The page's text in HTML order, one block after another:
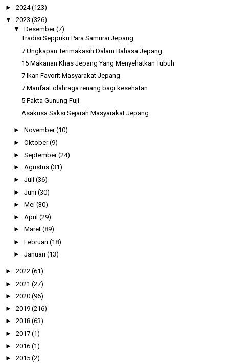
► 2024(123)
▼ 2023 (326)
▼ Desember(7)
Tradisi Seppuku Para Samurai Jepang
7 Ungkapan Terimakasih Dalam Bahasa Jepang
15 Makanan Khas Jepang Yang Menyehatkan Tubuh
7 Ikan Favorit Masyarakat Jepang
7 Manfaat olahraga renang bagi kesehatan
5 Fakta Gunung Fuji
Asakusa Saksi Sejarah Masyarakat Jepang
► November(10)
► Oktober(9)
► September(24)
► Agustus (31)
► Juli (36)
► Juni (30)
► Mei (30)
► April (29)
► Maret (89)
► Februari (18)
► Januari (13)
► 2022 (61)
► 2021 (27)
► 2020 (96)
► 2019 (216)
► 2018 (63)
► 2017 (1)
► 2016 (1)
► 2015 (2)